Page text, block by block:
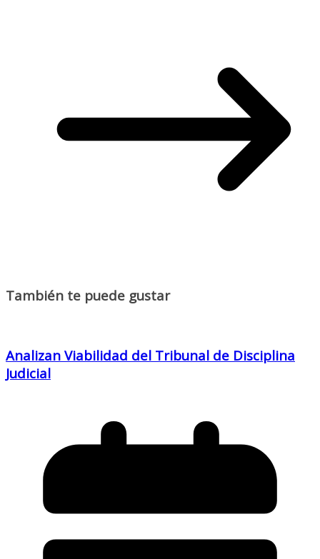
También te puede gustar
Analizan Viabilidad del Tribunal de Disciplina
Judicial